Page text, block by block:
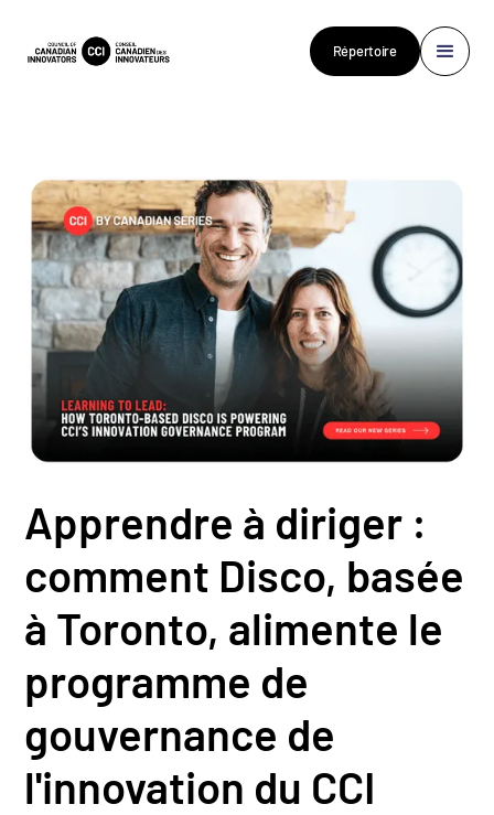
Répertoire
Apprendre à diriger :
comment Disco, basée
à Toronto, alimente le
programme de
gouvernance de
l'innovation du CCI